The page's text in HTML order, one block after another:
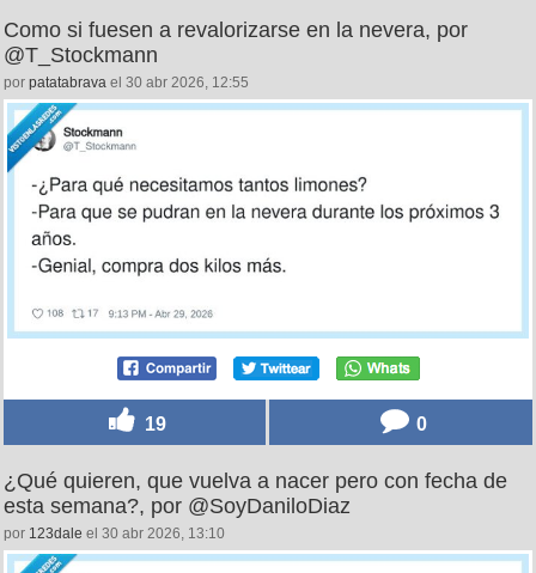
Como si fuesen a revalorizarse en la nevera, por
@T_Stockmann
por patatabrava el 30 abr 2026, 12:55
19 0
¿Qué quieren, que vuelva a nacer pero con fecha de
esta semana?, por @SoyDaniloDiaz
por 123dale el 30 abr 2026, 13:10